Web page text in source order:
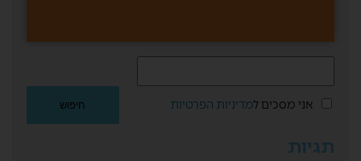
אני מסכים למדיניות הפרטיות
תגיות